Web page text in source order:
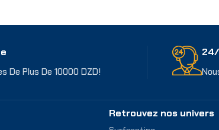
De Plus De 10000 DZD!
Retrouvez nos univers